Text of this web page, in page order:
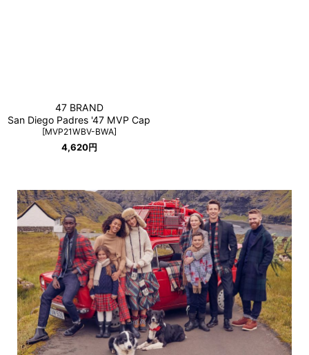
47 BRAND
San Diego Padres '47 MVP Cap
[MVP21WBV-BWA]
4,620円